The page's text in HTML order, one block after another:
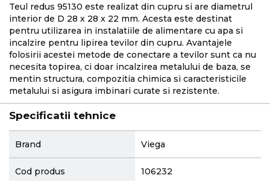
Teul redus 95130 este realizat din cupru si are diametrul
interior de D 28 x 28 x 22 mm. Acesta este destinat
pentru utilizarea in instalatiile de alimentare cu apa si
incalzire pentru lipirea tevilor din cupru. Avantajele
folosirii acestei metode de conectare a tevilor sunt ca nu
necesita topirea, ci doar incalzirea metalului de baza, se
mentin structura, compozitia chimica si caracteristicile
metalului si asigura imbinari curate si rezistente.
Specificatii tehnice
Brand Viega
Cod produs 106232